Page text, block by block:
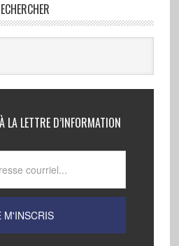
LA LETTRE D’INFORMATION